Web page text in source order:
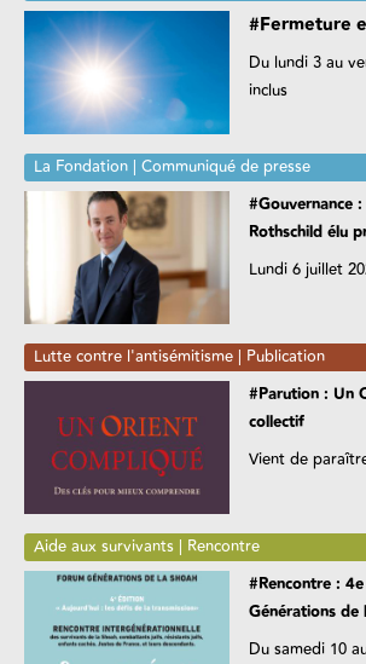
#Fermeture
Du lundi 3 au
inclus
La Fondation | Communiqué de presse
#Gouvernance
Rothschild élu
Lundi 6 juillet
Lutte contre l'antisémitisme | Publication
#Parution : Un
collectif
Vient de
Aide aux survivants | Rencontre
#Rencontre :
Générations de
Du samedi 10